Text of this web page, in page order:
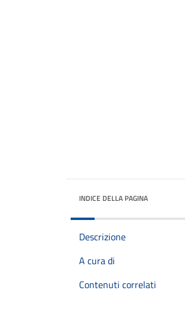
INDICE DELLA PAGINA
Descrizione
A cura di
Contenuti correlati